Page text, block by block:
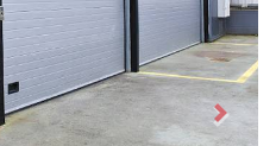
Next